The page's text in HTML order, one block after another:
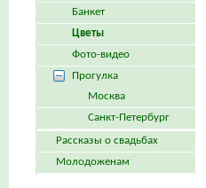
Банкет
Цветы
Фото-видео
Прогулка
Москва
Санкт-Петербург
Рассказы о свадьбах
Молодоженам